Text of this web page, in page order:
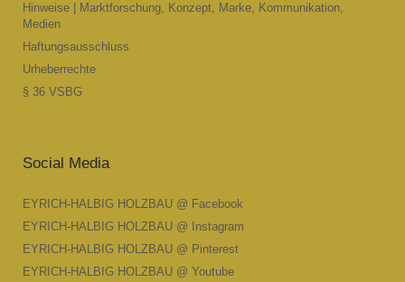
Hinweise | Marktforschung, Konzept, Marke, Kommunikation,
Medien
Haftungsausschluss
Urheberrechte
§ 36 VSBG
Social Media
EYRICH-HALBIG HOLZBAU @ Facebook
EYRICH-HALBIG HOLZBAU @ Instagram
EYRICH-HALBIG HOLZBAU @ Pinterest
EYRICH-HALBIG HOLZBAU @ Youtube